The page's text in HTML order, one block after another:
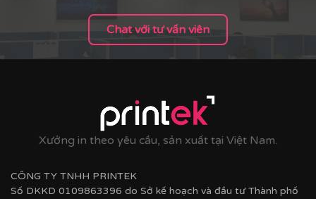
Chat với tư vấn viên
Xưởng in theo yêu cầu, sản xuất tại Việt Nam.
CÔNG TY TNHH PRINTEK
Số DKKD 0109863396 do Sở kế hoạch và đầu tư Thành phố